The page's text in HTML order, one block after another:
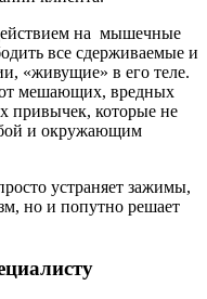
на мышечные
все сдерживаемые и
«живущие» в его теле.
мешающих, вредных
привычек, которые не
и окружающим
устраняет зажимы,
но и попутно решает